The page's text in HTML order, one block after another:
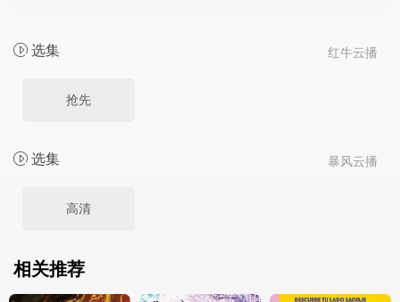
红牛云播
选集
抢先
暴风云播
选集
高清
相关推荐